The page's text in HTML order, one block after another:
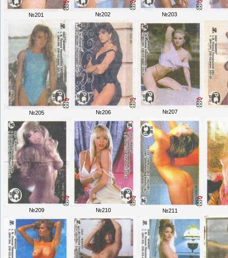
№201 №202 №203
№205 №206 №207
№209 №210 №211